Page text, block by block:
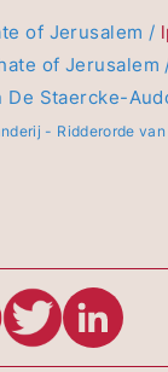
of Jerusalem /
of Jerusalem
De Staercke-
- Ridderorde